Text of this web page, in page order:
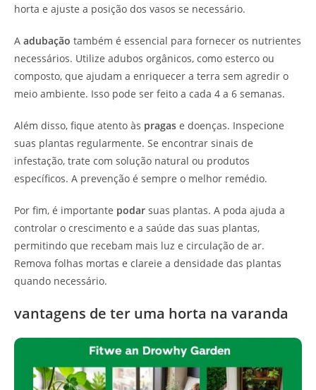
horta e ajuste a posição dos vasos se necessário.
A adubação também é essencial para fornecer os nutrientes
necessários. Utilize adubos orgânicos, como esterco ou
composto, que ajudam a enriquecer a terra sem agredir o
meio ambiente. Isso pode ser feito a cada 4 a 6 semanas.
Além disso, fique atento às pragas e doenças. Inspecione
suas plantas regularmente. Se encontrar sinais de
infestação, trate com solução natural ou produtos
específicos. A prevenção é sempre o melhor remédio.
Por fim, é importante podar suas plantas. A poda ajuda a
controlar o crescimento e a saúde das suas plantas,
permitindo que recebam mais luz e circulação de ar.
Remova folhas mortas e clareie a densidade das plantas
quando necessário.
vantagens de ter uma horta na varanda